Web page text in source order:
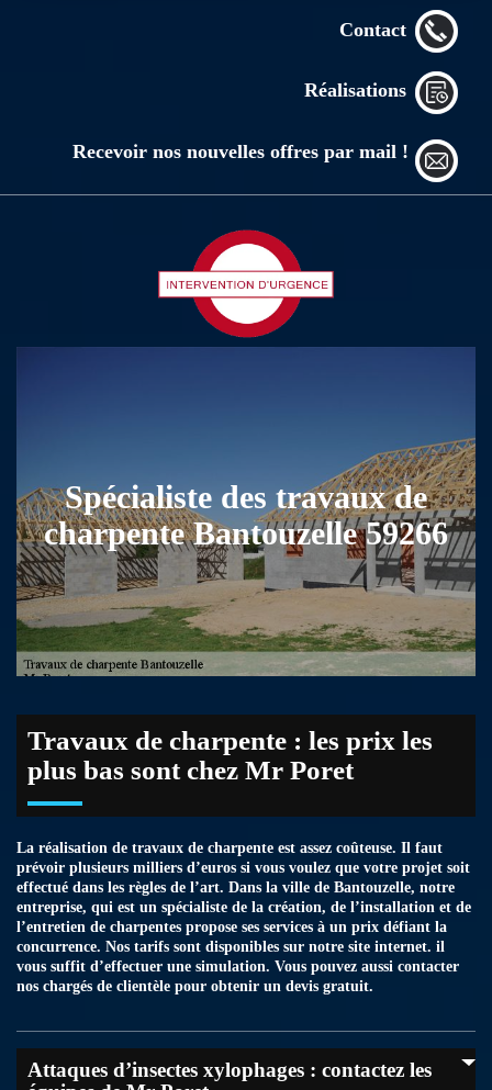
Contact
Réalisations
Recevoir nos nouvelles offres par mail !
Spécialiste des travaux de
charpente Bantouzelle 59266
Travaux de charpente : les prix les
plus bas sont chez Mr Poret
La réalisation de travaux de charpente est assez coûteuse. Il faut
prévoir plusieurs milliers d’euros si vous voulez que votre projet soit
effectué dans les règles de l’art. Dans la ville de Bantouzelle, notre
entreprise, qui est un spécialiste de la création, de l’installation et de
l’entretien de charpentes propose ses services à un prix défiant la
concurrence. Nos tarifs sont disponibles sur notre site internet. il
vous suffit d’effectuer une simulation. Vous pouvez aussi contacter
nos chargés de clientèle pour obtenir un devis gratuit.
Attaques d’insectes xylophages : contactez les